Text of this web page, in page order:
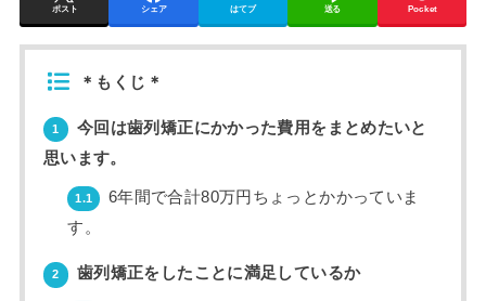
ポスト シェア はてブ 送る Pocket
＊もくじ＊
1
今回は歯列矯正にかかった費用をまとめたいと
思います。
1.1
6年間で合計80万円ちょっとかかっていま
す。
2 歯列矯正をしたことに満足しているか